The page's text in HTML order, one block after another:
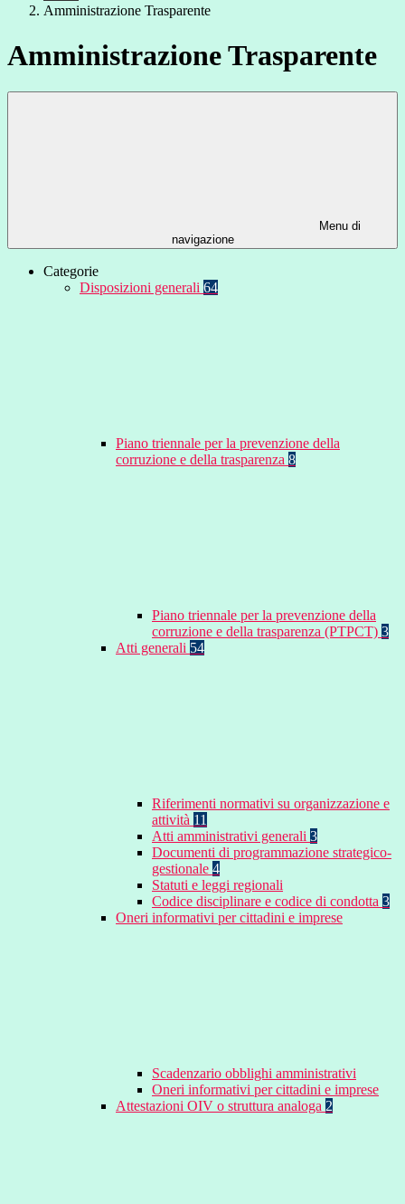
Amministrazione Trasparente
Amministrazione Trasparente
Menu di
navigazione
Categorie
Disposizioni generali 64
Piano triennale per la prevenzione della
corruzione e della trasparenza 8
Piano triennale per la prevenzione della
corruzione e della trasparenza (PTPCT) 3
Atti generali 54
Riferimenti normativi su organizzazione e
attività 11
Atti amministrativi generali 3
Documenti di programmazione strategico-
gestionale 4
Statuti e leggi regionali
Codice disciplinare e codice di condotta 3
Oneri informativi per cittadini e imprese
Scadenzario obblighi amministrativi
Oneri informativi per cittadini e imprese
Attestazioni OIV o struttura analoga 2